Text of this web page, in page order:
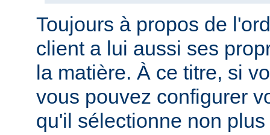
Toujours à propos de
client a lui aussi ses
la matière. À ce titre, si
vous pouvez configurer
qu'il sélectionne non